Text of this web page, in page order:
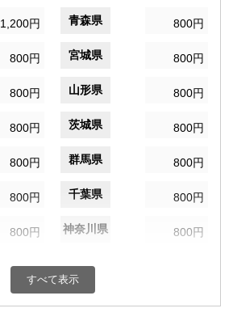
1,200円 青森県 800円
800円 宮城県 800円
800円 山形県 800円
800円 茨城県 800円
800円 群馬県 800円
800円 千葉県 800円
800円 神奈川県 800円
800円 富山県
すべて表示